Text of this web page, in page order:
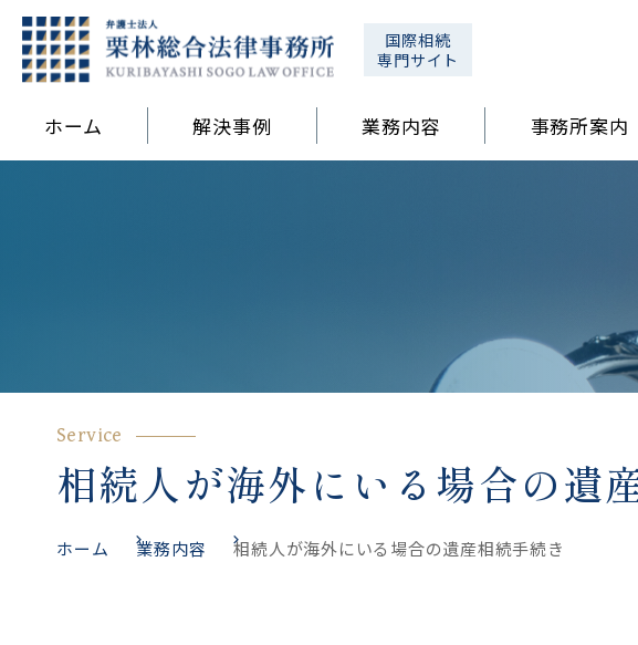
国際相続
専門サイト
ホーム 解決事例 業務内容 事務所案内
Service
相続人が海外にいる場合の遺
ホーム 業務内容 相続人が海外にいる場合の遺産相続手続き